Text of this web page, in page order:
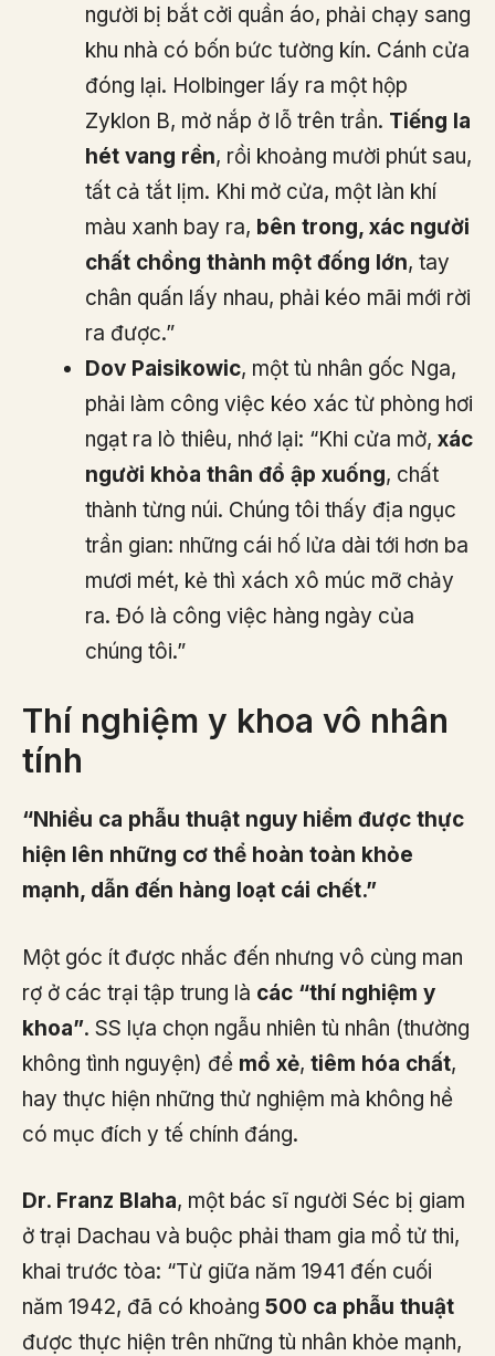
người bị bắt cởi quần áo, phải chạy sang
khu nhà có bốn bức tường kín. Cánh cửa
đóng lại. Holbinger lấy ra một hộp
Zyklon B, mở nắp ở lỗ trên trần. Tiếng la
hét vang rền, rồi khoảng mười phút sau,
tất cả tắt lịm. Khi mở cửa, một làn khí
màu xanh bay ra, bên trong, xác người
chất chồng thành một đống lớn, tay
chân quấn lấy nhau, phải kéo mãi mới rời
ra được.”
Dov Paisikowic, một tù nhân gốc Nga,
phải làm công việc kéo xác từ phòng hơi
ngạt ra lò thiêu, nhớ lại: “Khi cửa mở, xác
người khỏa thân đổ ập xuống, chất
thành từng núi. Chúng tôi thấy địa ngục
trần gian: những cái hố lửa dài tới hơn ba
mươi mét, kẻ thì xách xô múc mỡ chảy
ra. Đó là công việc hàng ngày của
chúng tôi.”
Thí nghiệm y khoa vô nhân
tính
“Nhiều ca phẫu thuật nguy hiểm được thực
hiện lên những cơ thể hoàn toàn khỏe
mạnh, dẫn đến hàng loạt cái chết.”
Một góc ít được nhắc đến nhưng vô cùng man
rợ ở các trại tập trung là các “thí nghiệm y
khoa”. SS lựa chọn ngẫu nhiên tù nhân (thường
không tình nguyện) để mổ xẻ, tiêm hóa chất,
hay thực hiện những thử nghiệm mà không hề
có mục đích y tế chính đáng.
Dr. Franz Blaha, một bác sĩ người Séc bị giam
ở trại Dachau và buộc phải tham gia mổ tử thi,
khai trước tòa: “Từ giữa năm 1941 đến cuối
năm 1942, đã có khoảng 500 ca phẫu thuật
được thực hiện trên những tù nhân khỏe mạnh,